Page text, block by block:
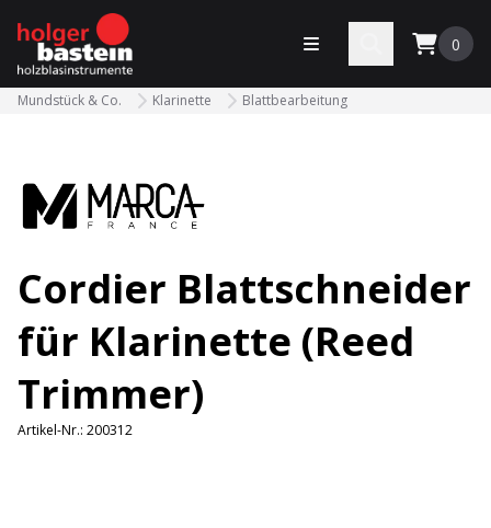
bastein
Menü öffnen 0
Mundstück & Co. Klarinette Blattbearbeitung
Cordier Blattschneider
für Klarinette (Reed
Trimmer)
Artikel-Nr.: 200312